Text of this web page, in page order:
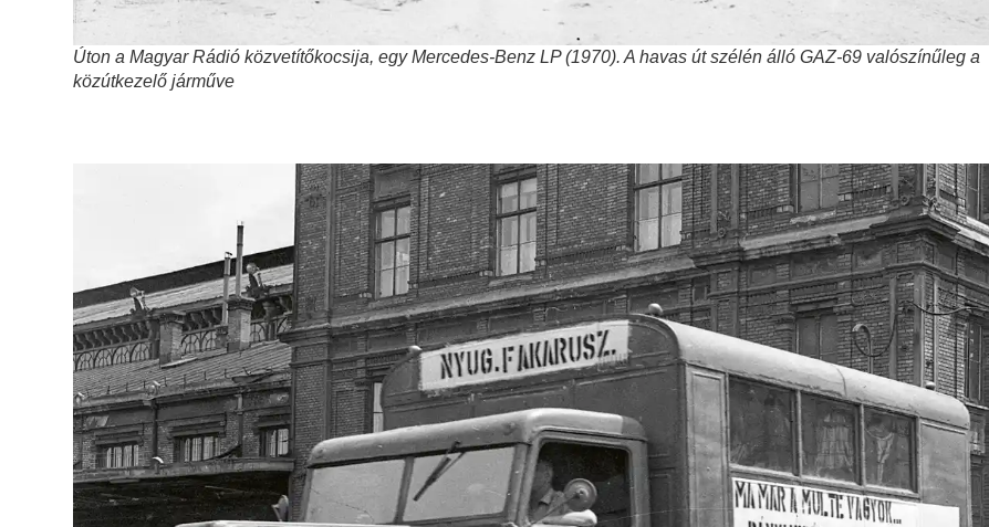
Úton a Magyar Rádió közvetítőkocsija, egy Mercedes-Benz LP (1970). A havas út szélén álló GAZ-69 valószínűleg a
közútkezelő járműve